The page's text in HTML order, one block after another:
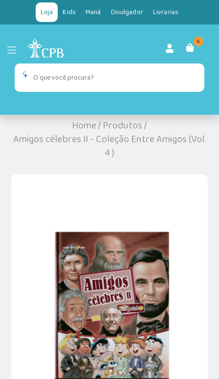
Loja Kids Maná Divulgador Livrarias
0
Home/Produtos/
Amigos célebres II - Coleção Entre Amigos (Vol.
4 )